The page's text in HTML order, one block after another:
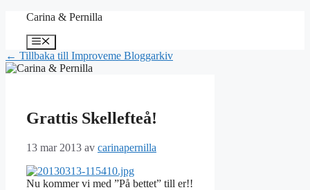
Hoppa
innehåll
Carina & Pernilla
Meny
← Tillbaka till Improveme Bloggarkiv
Grattis Skellefteå!
13 mar 2013 av carinapernilla
Nu kommer vi med ”På bettet” till er!!